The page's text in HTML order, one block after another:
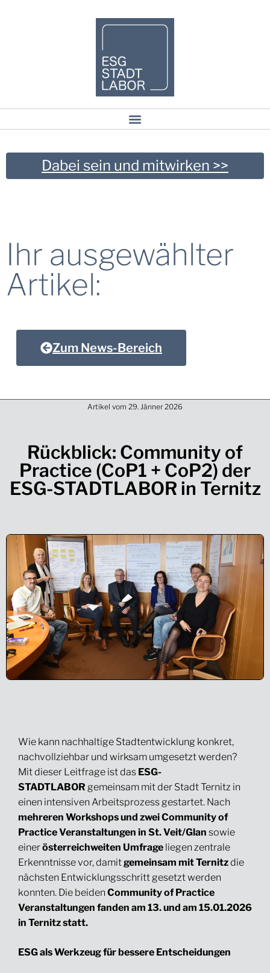
Dabei sein und mitwirken >>
Ihr ausgewählter
Artikel:
Zum News-Bereich
Artikel vom 29. Jänner 2026
Rückblick: Community of
Practice (CoP1 + CoP2) der
ESG-STADTLABOR in Ternitz
Wie kann nachhaltige Stadtentwicklung konkret,
nachvollziehbar und wirksam umgesetzt werden?
Mit dieser Leitfrage ist das ESG-
STADTLABOR gemeinsam mit der Stadt Ternitz in
einen intensiven Arbeitsprozess gestartet. Nach
mehreren Workshops und zwei Community of
Practice Veranstaltungen in St. Veit/Glan sowie
einerösterreichweiten Umfrage liegen zentrale
Erkenntnisse vor, damitgemeinsam mit Ternitzdie
nächsten Entwicklungsschritt gesetzt werden
konnten. Die beiden Community of Practice
Veranstaltungen fanden am 13. und am 15.01.2026
in Ternitz statt.
ESG als Werkzeug für bessere Entscheidungen